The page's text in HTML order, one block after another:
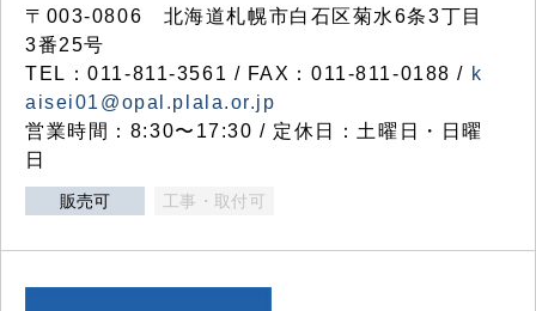
〒003-0806 北海道札幌市白石区菊水6条3丁目
3番25号
TEL：011-811-3561 / FAX：011-811-0188 / k
aisei01@opal.plala.or.jp
営業時間：8:30〜17:30 / 定休日：土曜日・日曜
日
販売可 工事・取付可